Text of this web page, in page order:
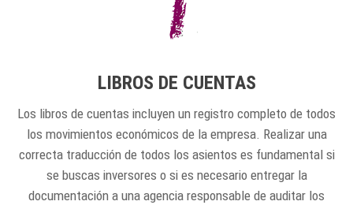
LIBROS DE CUENTAS
Los libros de cuentas incluyen un registro completo de todos
los movimientos económicos de la empresa. Realizar una
correcta traducción de todos los asientos es fundamental si
se buscas inversores o si es necesario entregar la
documentación a una agencia responsable de auditar los